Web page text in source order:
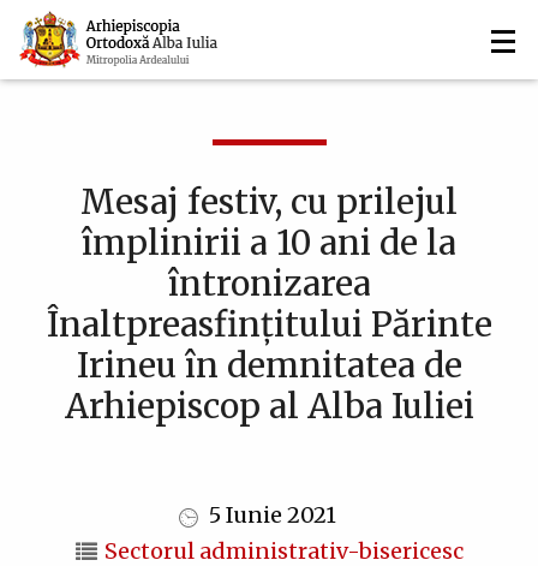
Mergi
la
conţinutul
Navigare
principală
Mesaj festiv, cu prilejul
împlinirii a 10 ani de la
întronizarea
Înaltpreasfințitului Părinte
Irineu în demnitatea de
Arhiepiscop al Alba Iuliei
5 Iunie 2021
Sectorul administrativ-bisericesc